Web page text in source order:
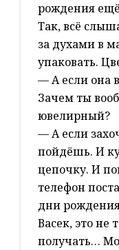
рождения
Так, всё
за духами в
упаковать.
— А если она
Зачем ты
ювелирный?
— А если
пойдёшь. И
цепочку. И
телефон
дни
Васек, это не
получать…